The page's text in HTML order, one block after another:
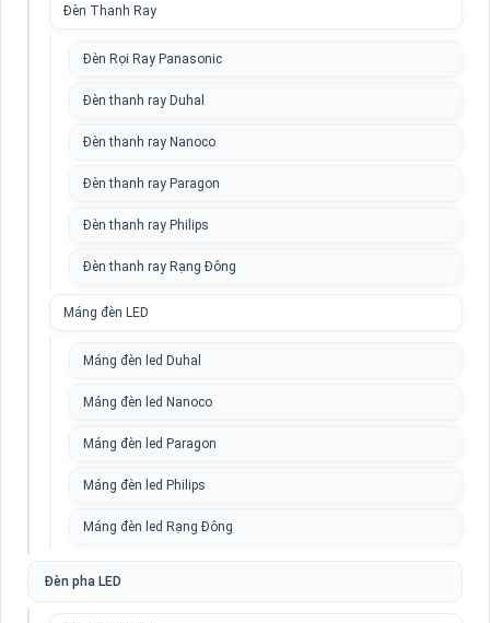
Đèn Thanh Ray
Đèn Rọi Ray Panasonic
Đèn thanh ray Duhal
Đèn thanh ray Nanoco
Đèn thanh ray Paragon
Đèn thanh ray Philips
Đèn thanh ray Rạng Đông
Máng đèn LED
Máng đèn led Duhal
Máng đèn led Nanoco
Máng đèn led Paragon
Máng đèn led Philips
Máng đèn led Rạng Đông
Đèn pha LED